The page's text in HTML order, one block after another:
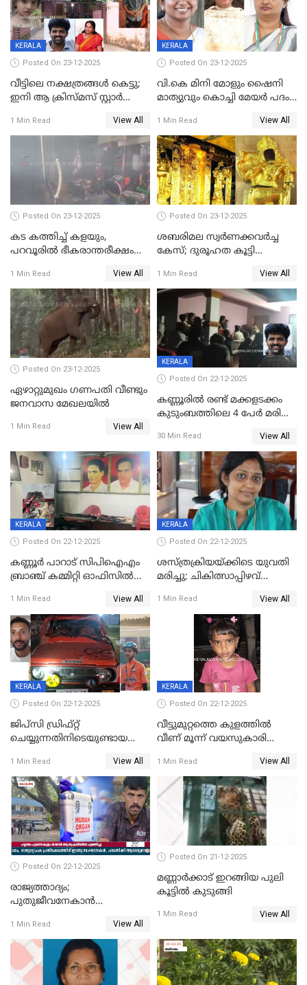
KERALA
Posted On 23-12-2025
വീട്ടിലെ നക്ഷത്രങ്ങൾ കെട്ടു;
ഇനി ആ ക്രിസ്മസ് സ്റ്റാർ
വേണ്ടിയുള്ള
പിടിവലിക്കിടയിൽ
അപ്പൂപ്പനെതിരെ പോക്സോ
കേസ് ഒടുവിൽ 4 ജീവനുകൾ
പൊലിഞ്ഞു
1 Min Read View All
KERALA
Posted On 23-12-2025
വി.കെ മിനി മോളും ഷൈനി
മാത്യുവും കൊച്ചി മേയർ പദം
മേയറാകില്ല
1 Min Read View All
Posted On 23-12-2025
കട കത്തിച്ച് കളയും,
പറവൂരില്‍ ഭീകരാന്തരീക്ഷം
1 Min Read View All
Posted On 23-12-2025
ശബരിമല സ്വര്‍ണക്കവര്‍ച്ച
കേസ്; ദുരൂഹത കൂട്ടി
1 Min Read View All
Posted On 23-12-2025
ഏഴാറ്റുമുഖം ഗണപതി വീണ്ടും
ജനവാസ മേഖലയിൽ
1 Min Read View All
KERALA
Posted On 22-12-2025
കണ്ണൂരിൽ രണ്ട് മക്കളടക്കം
കുടുംബത്തിലെ 4 പേർ മരിച്ച
30 Min Read View All
KERALA
Posted On 22-12-2025
കണ്ണൂർ പാറാട് സിപിഐഎം
ബ്രാഞ്ച് കമ്മിറ്റി ഓഫിസിൽ
ചിത്രങ്ങളടക്കം കത്തിയ
നിലയിൽ
1 Min Read View All
KERALA
Posted On 22-12-2025
ശസ്ത്രക്രിയയ്‌ക്കിടെ യുവതി
മരിച്ചു; ചികിത്സാപ്പിഴവ്
സംഭവം മാവേലിക്കരയിൽ
1 Min Read View All
KERALA
Posted On 22-12-2025
ജിപ്സി ഡ്രിഫ്റ്റ്
ചെയ്യുന്നതിനിടെയുണ്ടായ
ദാരുണാന്ത്യം; ജീപ്സി
ഓടിച്ചയാൾ അറസ്റ്റിൽ.
1 Min Read View All
KERALA
Posted On 22-12-2025
വീട്ടുമുറ്റത്തെ കുളത്തിൽ
വീണ് മൂന്ന് വയസുകാരി
1 Min Read View All
Posted On 22-12-2025
രാജ്യത്താദ്യം;
പുതുജീവനേകാൻ
എറണാകുളം സർക്കാർ
ജനറൽ
ആശുപത്രിയിലെത്തിച്ചു
1 Min Read View All
Posted On 21-12-2025
മണ്ണാർക്കാട് ഇറങ്ങിയ പുലി
കൂട്ടിൽ കുടുങ്ങി
1 Min Read View All